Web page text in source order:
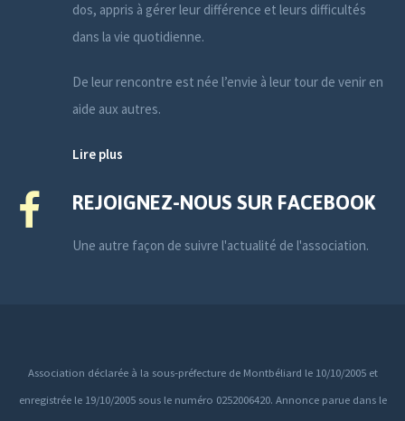
dos, appris à gérer leur différence et leurs difficultés
dans la vie quotidienne.
De leur rencontre est née l’envie à leur tour de venir en
aide aux autres.
Lire plus
REJOIGNEZ-NOUS SUR FACEBOOK
Une autre façon de suivre l'actualité de l'association.
Association déclarée à la sous-préfecture de Montbéliard le 10/10/2005 et
enregistrée le 19/10/2005 sous le numéro 0252006420. Annonce parue dans le